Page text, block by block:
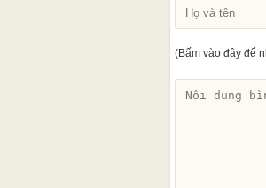
(Bấm vào đây để